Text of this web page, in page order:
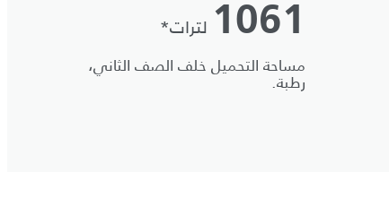
1061 لترات*
مساحة التحميل خلف الصف الثاني،
رطبة.